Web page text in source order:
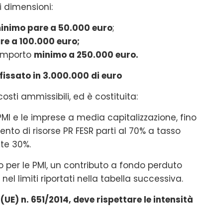
dimensioni:
pare a 50.000 euro;
a 100.000 euro;
minimo a 250.000 euro.
in 3.000.000 di euro
ammissibili, ed è costituita:
e le imprese a media capitalizzazione, fino
di risorse PR FESR parti al 70% a tasso
30%.
per le PMI, un contributo a fondo perduto
nel limiti riportati nella tabella successiva.
n. 651/2014, deve rispettare le intensità